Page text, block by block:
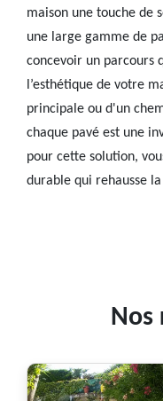
maison une touche de
une large gamme de
concevoir un parcours
l’esthétique de votre
principale ou d'un
chaque pavé est une
pour cette solution,
durable qui rehausse
Nos